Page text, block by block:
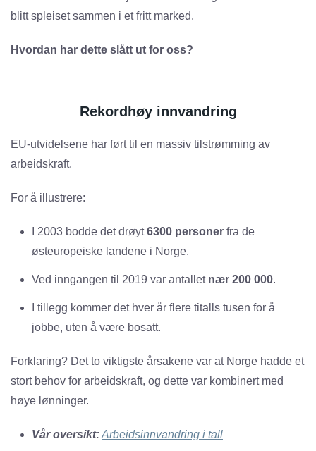
blitt spleiset sammen i et fritt marked.
Hvordan har dette slått ut for oss?
Rekordhøy innvandring
EU-utvidelsene har ført til en massiv tilstrømming av
arbeidskraft.
For å illustrere:
I 2003 bodde det drøyt6300 personer fra de
østeuropeiske landene i Norge.
Ved inngangen til 2019 var antalletnær 200 000.
I tillegg kommer det hver år flere titalls tusen for å
jobbe, uten å være bosatt.
Forklaring? Det to viktigste årsakene var at Norge hadde et
stort behov for arbeidskraft, og dette var kombinert med
høye lønninger.
Vår oversikt:Arbeidsinnvandring i tall